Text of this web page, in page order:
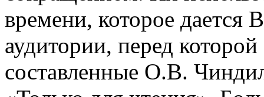
времени, которое дается
аудитории, перед
составленные О.В.